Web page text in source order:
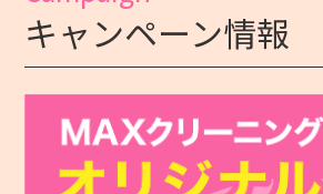
キャンペーン情報